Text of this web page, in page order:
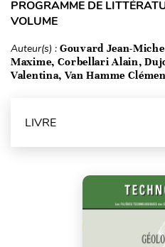
PROGRAMME DE
VOLUME
Auteur(s) : Gouvard Jean-
Maxime, Corbellari Alain,
Valentina, Van Hamme
LIVRE